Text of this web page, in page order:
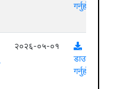
गर्नुहोस्
२०२६-०५-०१
डाउनलोड
गर्नुहोस्